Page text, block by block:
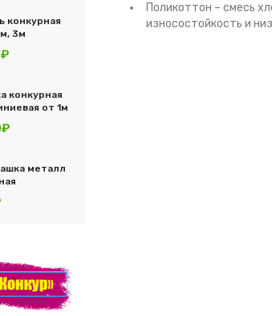
Поликоттон – смесь
износостойкость и
конкурная
3м
конкурная
от 1м
металл